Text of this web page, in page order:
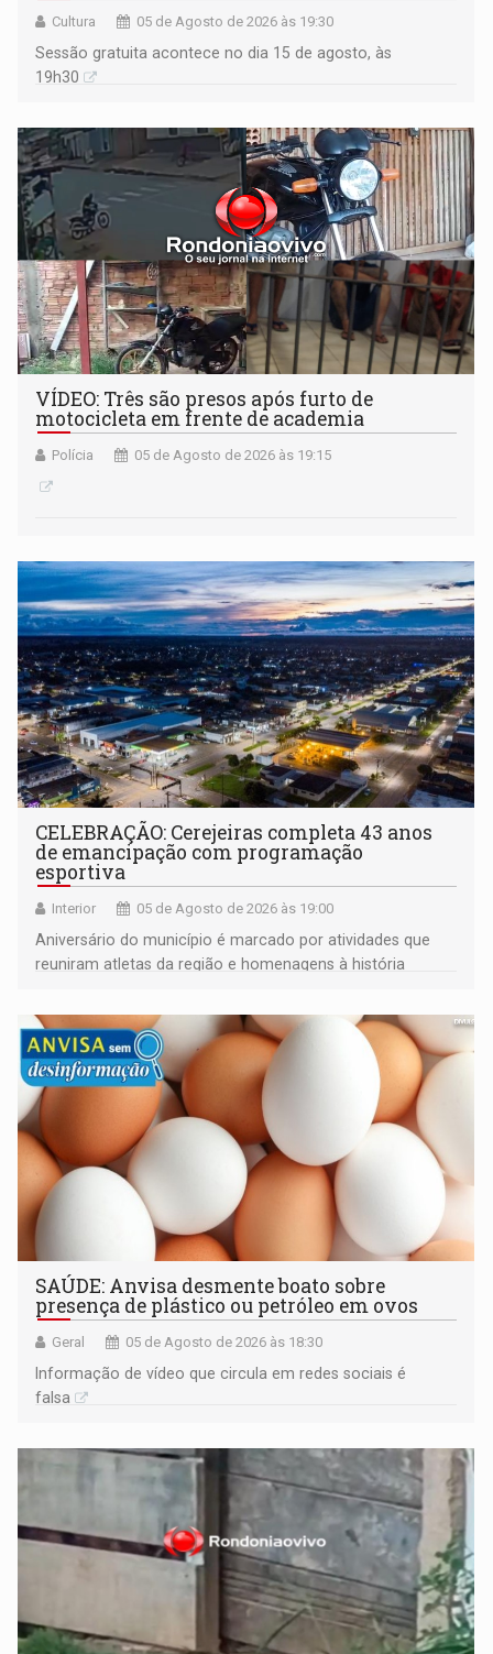
Cultura 05 de Agosto de 2026 às 19:30
Sessão gratuita acontece no dia 15 de agosto, às
19h30
VÍDEO: Três são presos após furto de
motocicleta em frente de academia
Polícia 05 de Agosto de 2026 às 19:15
CELEBRAÇÃO: Cerejeiras completa 43 anos
de emancipação com programação
esportiva
Interior 05 de Agosto de 2026 às 19:00
Aniversário do município é marcado por atividades que
reuniram atletas da região e homenagens à história
SAÚDE: Anvisa desmente boato sobre
presença de plástico ou petróleo em ovos
Geral 05 de Agosto de 2026 às 18:30
Informação de vídeo que circula em redes sociais é
falsa